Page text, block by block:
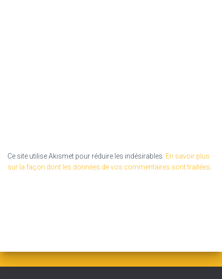
Ce site utilise Akismet pour réduire les indésirables. En savoir plus
sur la façon dont les données de vos commentaires sont traitées